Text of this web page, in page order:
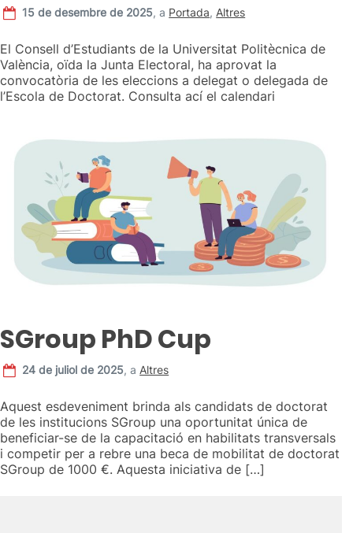
15 de desembre de 2025,a Portada, Altres
El Consell d’Estudiants de la Universitat Politècnica de
València, oïda la Junta Electoral, ha aprovat la
convocatòria de les eleccions a delegat o delegada de
l’Escola de Doctorat. Consulta ací el calendari
SGroup PhD Cup
24 de juliol de 2025,a Altres
Aquest esdeveniment brinda als candidats de doctorat
de les institucions SGroup una oportunitat única de
beneficiar-se de la capacitació en habilitats transversals
i competir per a rebre una beca de mobilitat de doctorat
SGroup de 1000 €. Aquesta iniciativa de […]